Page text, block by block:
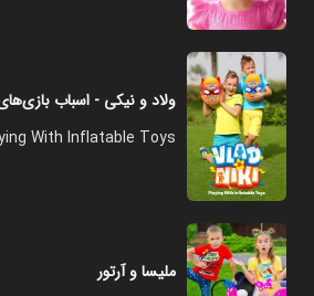
ولاد و نیکی - اسباب
With Inflatable Toys
ملیسا و آرتور